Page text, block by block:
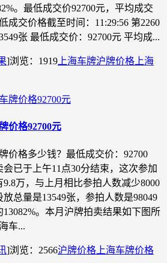
。最低成交价92700元，平均成交
成交价格截至时间：11:29:56 第2260
张 最低成交价：92700元 平均成...
]浏览：1919 上海车牌沪牌价格 上海
价格92700元
价格多少钱？最低成交价：92700
已于上午11点30分结束，这次参加
万，与上月相比参拍人数减少8000
总量是13549张，参拍人数是98049
。本月沪牌拍卖结果如下图所
车...
]浏览：2566沪牌价格 上海车牌价格